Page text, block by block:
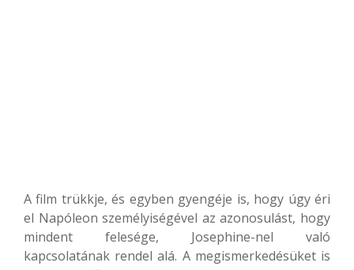
A film trükkje, és egyben gyengéje is, hogy úgy éri
el Napóleon személyiségével az azonosulást, hogy
mindent felesége, Josephine-nel való
kapcsolatának rendel alá. A megismerkedésüket is